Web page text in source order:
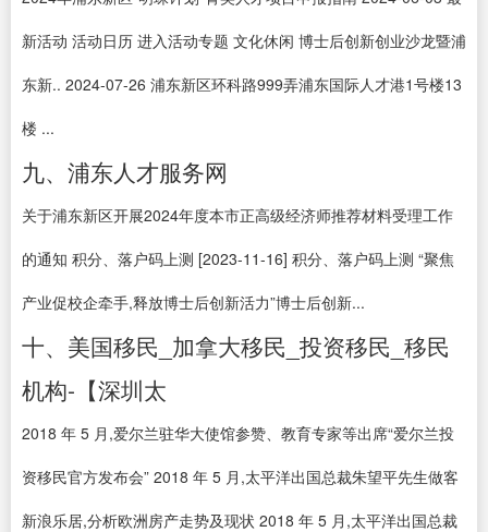
新活动 活动日历 进入活动专题 文化休闲 博士后创新创业沙龙暨浦
东新.. 2024-07-26 浦东新区环科路999弄浦东国际人才港1号楼13
楼 ...
九、浦东人才服务网
关于浦东新区开展2024年度本市正高级经济师推荐材料受理工作
的通知 积分、落户码上测 [2023-11-16] 积分、落户码上测 “聚焦
产业促校企牵手,释放博士后创新活力”博士后创新...
十、美国移民_加拿大移民_投资移民_移民
机构-【深圳太
2018 年 5 月,爱尔兰驻华大使馆参赞、教育专家等出席“爱尔兰投
资移民官方发布会” 2018 年 5 月,太平洋出国总裁朱望平先生做客
新浪乐居,分析欧洲房产走势及现状 2018 年 5 月,太平洋出国总裁